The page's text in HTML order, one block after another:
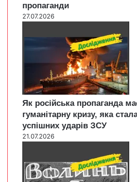
пропаганди
27.07.2026
Як російська пропаганда
гуманітарну кризу, яка
успішних ударів ЗСУ
21.07.2026